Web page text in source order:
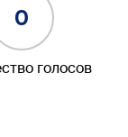
0
голосов